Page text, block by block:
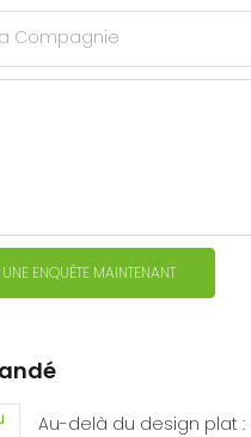
Compagnie
ENQUÊTE MAINTENANT
Au-delà du design plat :